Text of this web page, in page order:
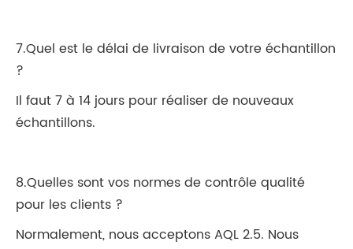
7.Quel est le délai de livraison de votre échantillon
?
Il faut 7 à 14 jours pour réaliser de nouveaux
échantillons.
8.Quelles sont vos normes de contrôle qualité
pour les clients ?
Normalement, nous acceptons AQL 2.5. Nous